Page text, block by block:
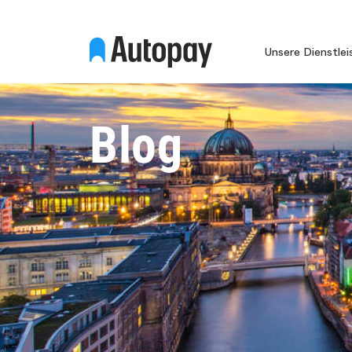
Unsere
Blog